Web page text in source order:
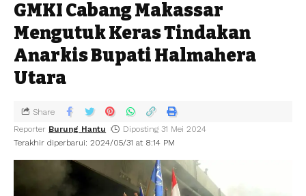
GMKI Cabang Makassar
Mengutuk Keras Tindakan
Anarkis Bupati Halmahera
Utara
Terakhir diperbarui: 2024/05/31 at 8:14 PM
Reporter Burung Hantu Diposting 31 Mei 2024
Share